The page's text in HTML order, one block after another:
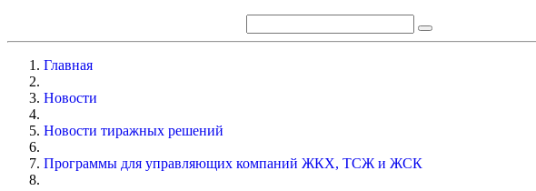
Главная
Новости
Новости тиражных решений
Программы для управляющих компаний ЖКХ, ТСЖ и ЖСК